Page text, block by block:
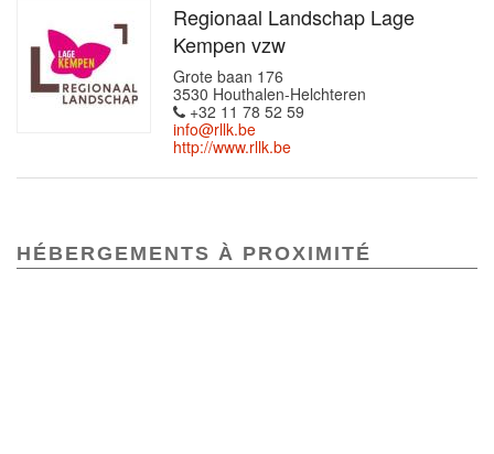
Regionaal Landschap Lage
Kempen vzw
Grote baan 176
3530 Houthalen-Helchteren
+32 11 78 52 59
info@rllk.be
http://www.rllk.be
HÉBERGEMENTS À PROXIMITÉ